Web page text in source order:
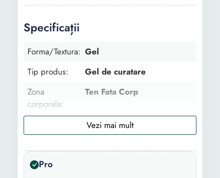
Specificații
Forma/Textura: Gel
Tip produs:
Gel de curatare
Zona
corporala:
Ten Fata Corp
Curatare
Tipul de ten:
Pro